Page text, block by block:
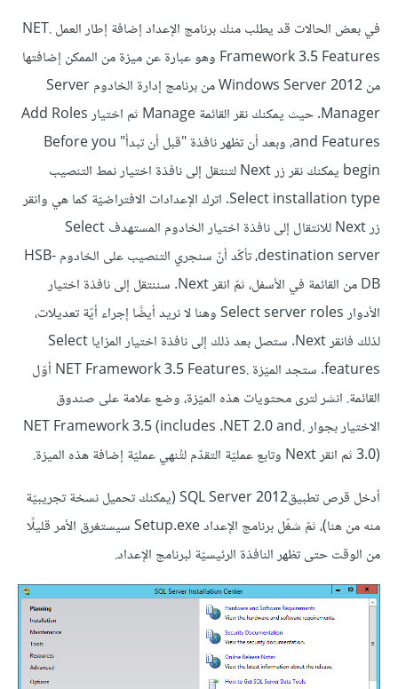
في بعض الحالات قد يطلب منك برنامج الإعداد إضافة إطار العمل .NET
Framework 3.5 Features وهو عبارة عن ميزة من الممكن إضافتها
من Windows Server 2012 من برنامج إدارة الخادوم Server
Manager. حيث يمكنك نقر القائمة Manage ثم اختيار Add Roles
and Features، وبعد أن تظهر نافذة "قبل أن تبدأ" Before you
begin يمكنك نقر زر Next لتنتقل إلى نافذة اختيار نمط التنصيب
Select installation type. اترك الإعدادات الافتراضيّة كما هي وانقر
زر Next للانتقال إلى نافذة اختيار الخادوم المستهدف Select
destination server، تأكّد أنّ سنجري التنصيب على الخادوم HSB-
DB من القائمة في الأسفل، ثمّ انقر Next. سننتقل إلى نافذة اختيار
الأدوار Select server roles وهنا لا نريد أيضًا إجراء أيّة تعديلات،
لذلك فانقر Next. ستصل بعد ذلك إلى نافذة اختيار المزايا Select
features. ستجد الميّزة .NET Framework 3.5 Features أوّل
القائمة. انشر لترى محتويات هذه الميّزة، وضع علامة على صندوق
الاختيار بجوار .NET Framework 3.5 (includes .NET 2.0 and
3.0) ثم انقر Next وتابع عمليّة التقدّم لتُنهي عمليّة إضافة هذه الميزة.
أدخل قرص تطبيقSQL Server 2012 (يمكنك تحميل نسخة تجريبيّة
منه من هنا)، ثمّ شغّل برنامج الإعداد Setup.exe سيستغرق الأمر قليلًا
من الوقت حتى تظهر النافذة الرئيسيّة لبرنامج الإعداد.